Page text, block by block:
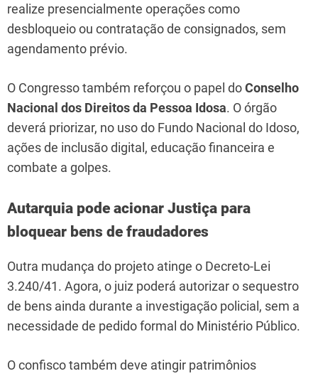
realize presencialmente operações como
desbloqueio ou contratação de consignados, sem
agendamento prévio.
O Congresso também reforçou o papel doConselho
Nacional dos Direitos da Pessoa Idosa. O órgão
deverá priorizar, no uso do Fundo Nacional do Idoso,
ações de inclusão digital, educação financeira e
combate a golpes.
Autarquia pode acionar Justiça para
bloquear bens de fraudadores
Outra mudança do projeto atinge o Decreto-Lei
3.240/41. Agora, o juiz poderá autorizar o sequestro
de bens ainda durante a investigação policial, sem a
necessidade de pedido formal do Ministério Público.
O confisco também deve atingir patrimônios